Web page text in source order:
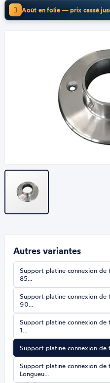
Août en folie — prix cassé
Autres variantes
Support platine connexion de
85…
Support platine connexion de
90…
Support platine connexion de
1…
Support platine connexion
Support platine connexion de
Longueu…